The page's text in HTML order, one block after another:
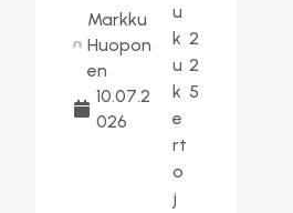
Markku
Huopon
en
10.07.2
026
u
k
u
k
e
rt
o
j
2
2
5